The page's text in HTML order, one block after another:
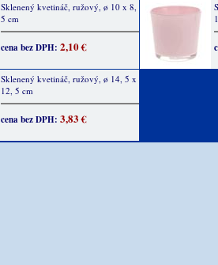
Sklenený kvetináč, ružový, ø 10 x 8,
5 cm
cena bez DPH: 2,10 €
Sklenený kvetináč, ružový, ø 14, 5 x
12, 5 cm
cena bez DPH: 3,83 €